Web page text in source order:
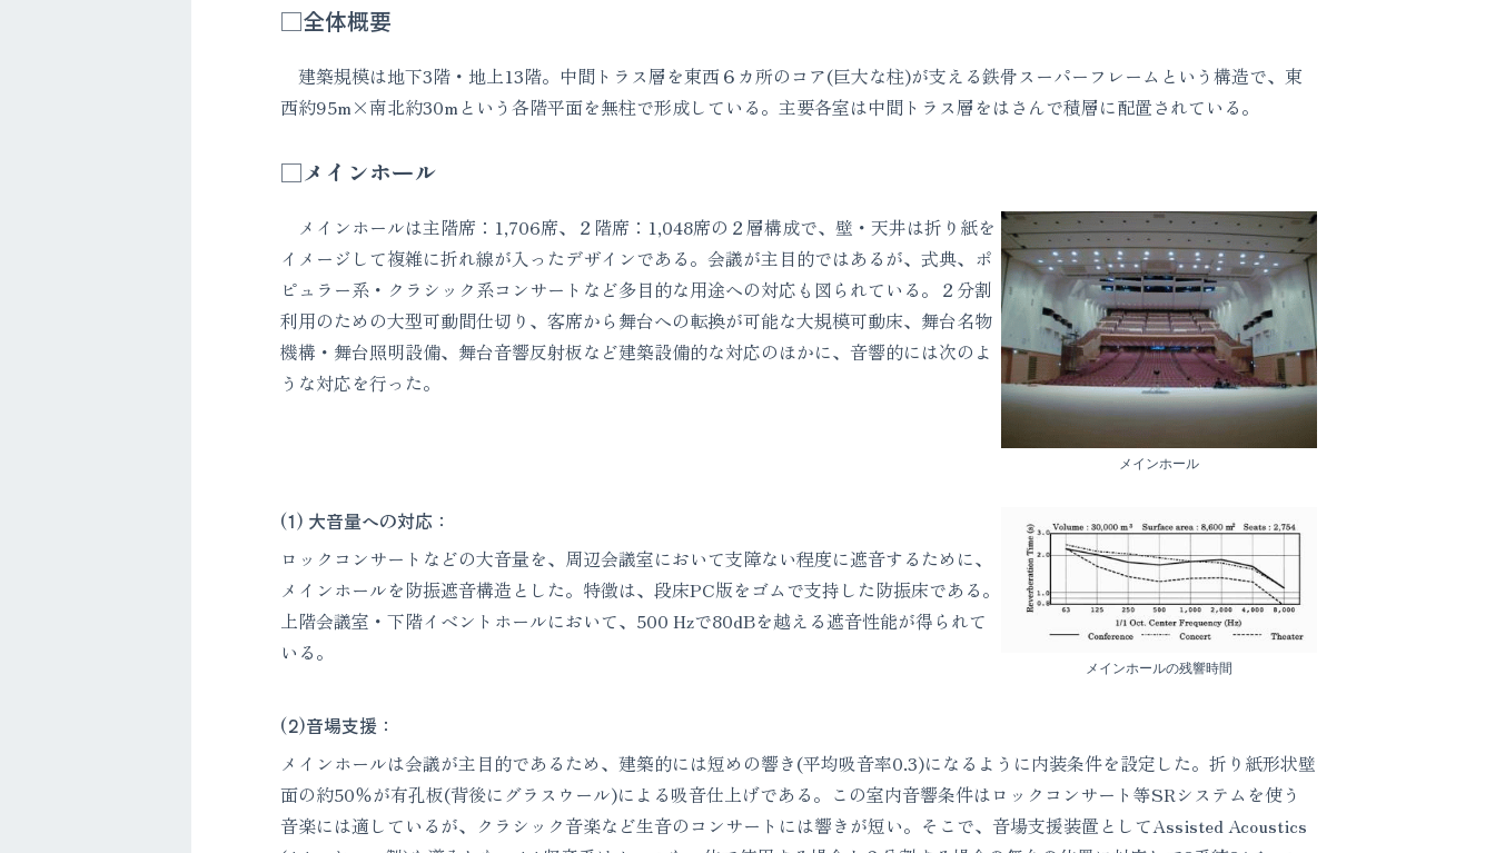
□全体概要
建築規模は地下3階・地上13階。中間トラス層を東西６カ所のコア(巨大な柱)が支える鉄骨スーパーフレームという構造で、東
西約95m×南北約30mという各階平面を無柱で形成している。主要各室は中間トラス層をはさんで積層に配置されている。
□メインホール
メインホールは主階席：1,706席、２階席：1,048席の２層構成で、壁・天井は折り紙を
イメージして複雑に折れ線が入ったデザインである。会議が主目的ではあるが、式典、ポ
ピュラー系・クラシック系コンサートなど多目的な用途への対応も図られている。２分割
利用のための大型可動間仕切り、客席から舞台への転換が可能な大規模可動床、舞台名物
機構・舞台照明設備、舞台音響反射板など建築設備的な対応のほかに、音響的には次のよ
うな対応を行った。
メインホール
(1) 大音量への対応：
ロックコンサートなどの大音量を、周辺会議室において支障ない程度に遮音するために、
メインホールを防振遮音構造とした。特徴は、段床PC版をゴムで支持した防振床である。
上階会議室・下階イベントホールにおいて、500 Hzで80dBを越える遮音性能が得られて
いる。
メインホールの残響時間
(2)音場支援：
メインホールは会議が主目的であるため、建築的には短めの響き(平均吸音率0.3)になるように内装条件を設定した。折り紙形状壁
面の約50％が有孔板(背後にグラスウール)による吸音仕上げである。この室内音響条件はロックコンサート等SRシステムを使う
音楽には適しているが、クラシック音楽など生音のコンサートには響きが短い。そこで、音場支援装置としてAssisted Acoustics